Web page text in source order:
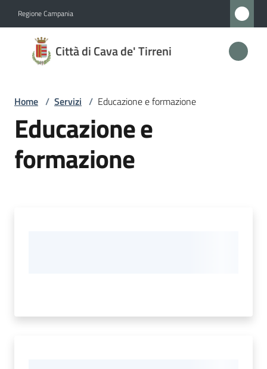
Regione Campania
Città di Cava de' Tirreni
Città
di
de'
Tirreni
Amministrazione
Home / Servizi / Educazione e formazione
Educazione e
formazione